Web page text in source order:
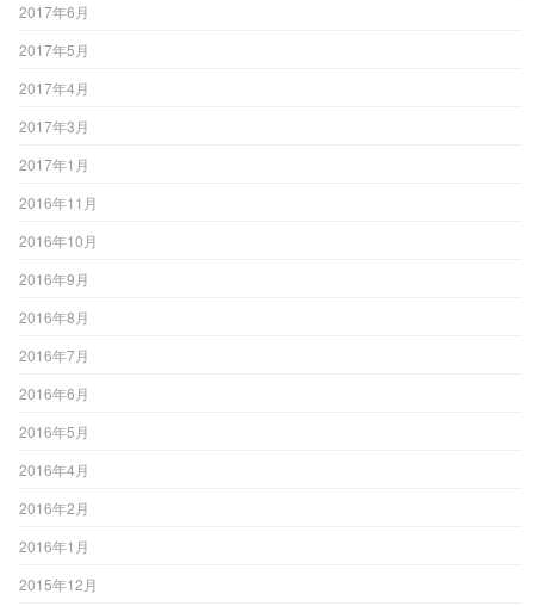
2017年6月
2017年5月
2017年4月
2017年3月
2017年1月
2016年11月
2016年10月
2016年9月
2016年8月
2016年7月
2016年6月
2016年5月
2016年4月
2016年2月
2016年1月
2015年12月